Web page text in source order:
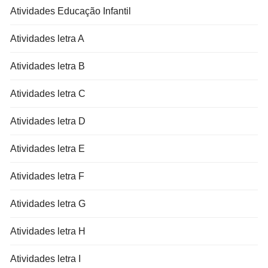
Atividades Educação Infantil
Atividades letra A
Atividades letra B
Atividades letra C
Atividades letra D
Atividades letra E
Atividades letra F
Atividades letra G
Atividades letra H
Atividades letra I